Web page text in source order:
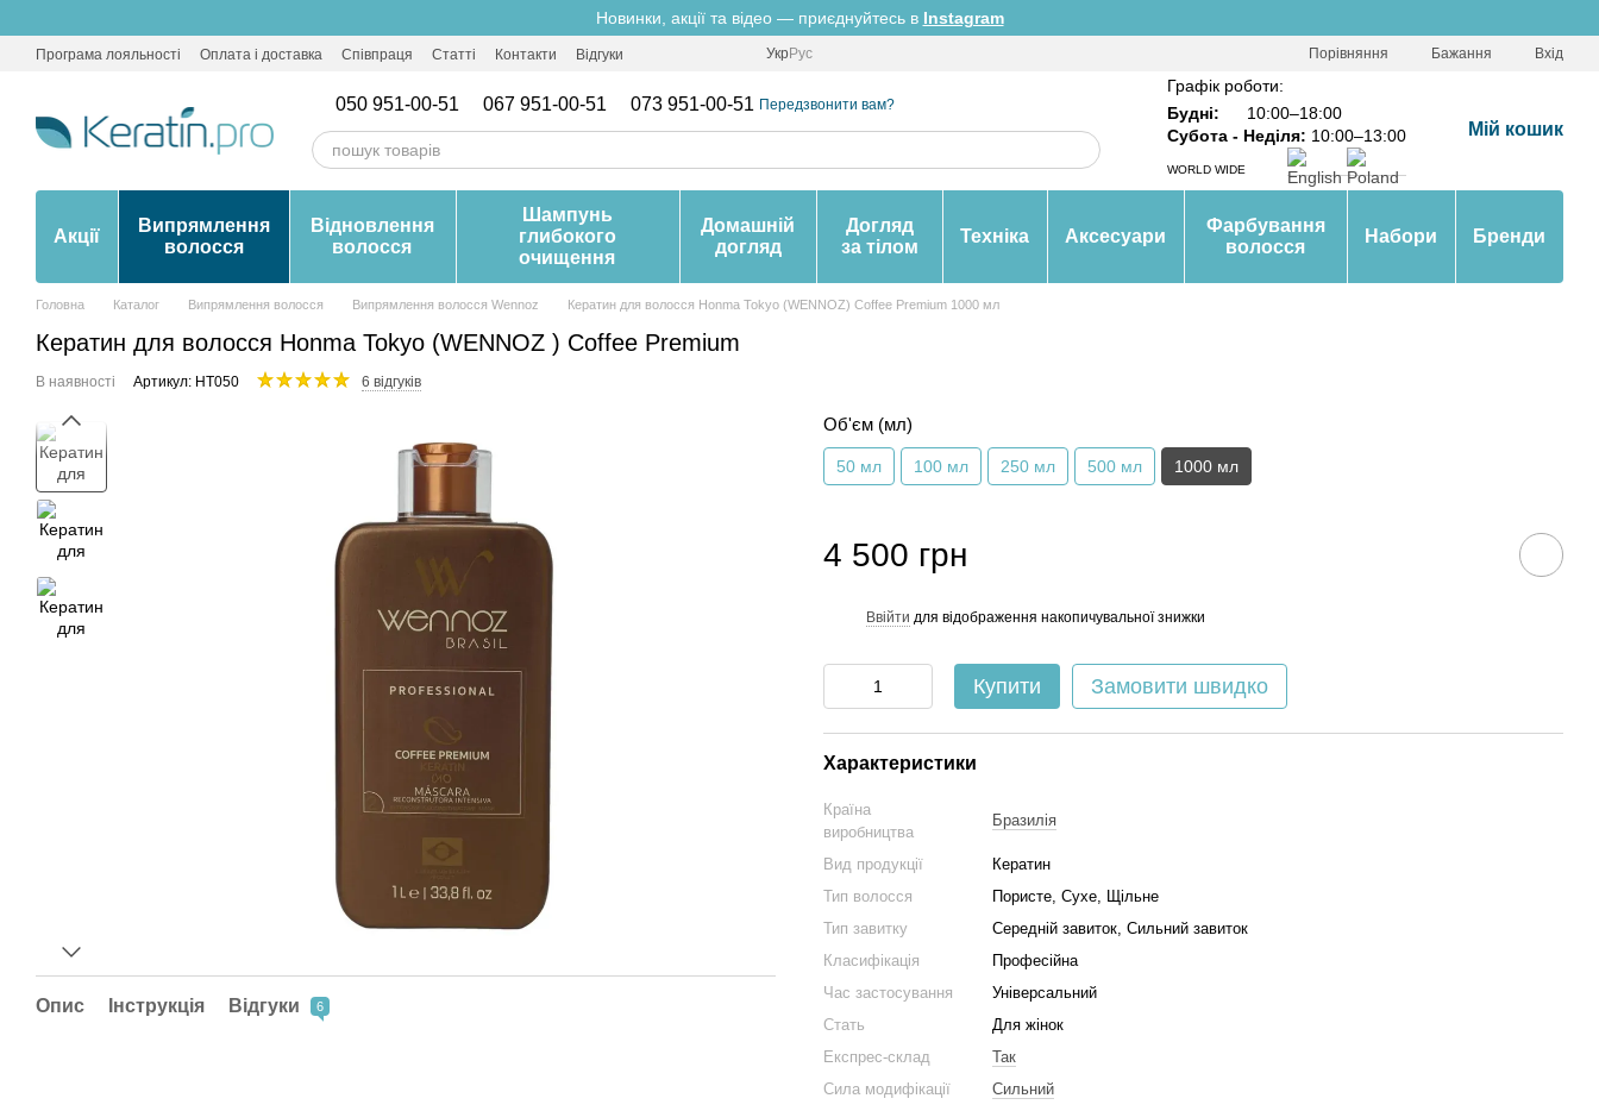
Новинки, акції та відео — приєднуйтесь в Instagram
Програма лояльності Оплата і доставка Співпраця Статті Контакти Відгуки УкрРус Порівняння Бажання Вхід
050 951-00-51 067 951-00-51 073 951-00-51 Передзвонити вам?
Графік роботи:
Будні:
10:00–18:00
Субота - Неділя: 10:00–13:00
WORLD WIDE
Мій кошик
Акції
Випрямлення
волосся
Відновлення
волосся
Шампунь
глибокого
очищення
Домашній
догляд
Догляд
за тілом
Техніка Аксесуари
Фарбування
волосся
Набори Бренди
Головна Каталог Випрямлення волосся Випрямлення волосся Wennoz Кератин для волосся Honma Tokyo (WENNOZ) Coffee Premium 1000 мл
Кератин для волосся Honma Tokyo (WENNOZ ) Coffee Premium
В наявності Артикул: HT050 6 відгуків
Опис Інструкція Відгуки 6
Об'єм (мл)
50 мл 100 мл 250 мл 500 мл 1000 мл
4 500 грн
Ввійти для відображення накопичувальної знижки
Купити Замовити швидко
Характеристики
Країна
виробництва
Бразилія
Вид продукції
Кератин
Тип волосся
Пористе, Сухе, Щільне
Тип завитку
Середній завиток, Сильний завиток
Класифікація
Професійна
Час застосування
Універсальний
Стать
Для жінок
Експрес-склад
Так
Сила модифікації
Сильний